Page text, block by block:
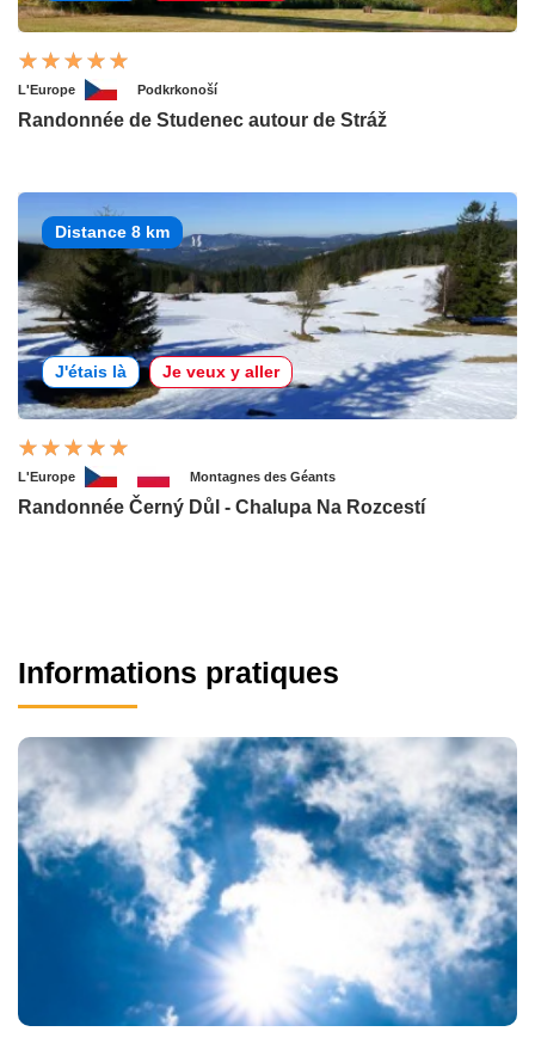
L'Europe Podkrkonoší
Randonnée de Studenec autour de Stráž
Distance 8 km
J'étais là Je veux y aller
L'Europe Montagnes des Géants
Randonnée Černý Důl - Chalupa Na Rozcestí
Informations pratiques